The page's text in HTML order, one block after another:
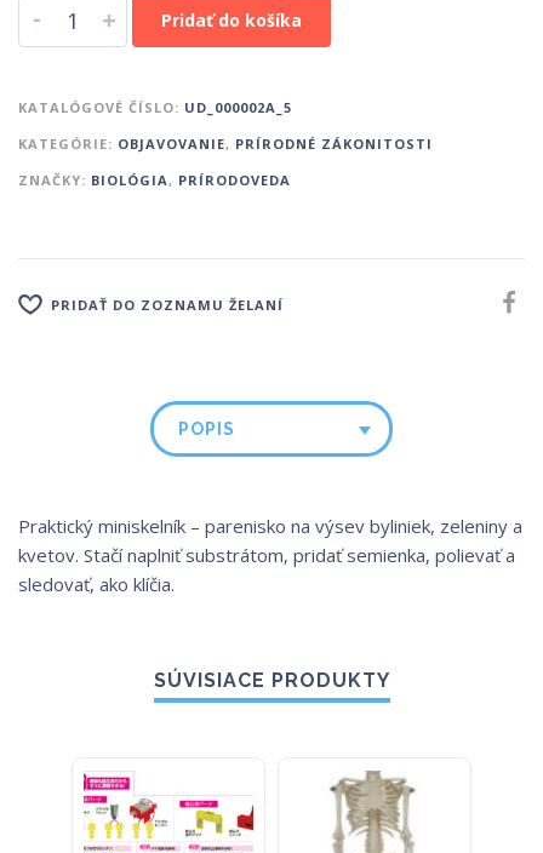
- + Pridať do košíka
KATALÓGOVÉ ČÍSLO: UD_000002A_5
KATEGÓRIE: OBJAVOVANIE, PRÍRODNÉ ZÁKONITOSTI
ZNAČKY: BIOLÓGIA, PRÍRODOVEDA
PRIDAŤ DO ZOZNAMU ŽELANÍ
POPIS
Praktický miniskelník – parenisko na výsev byliniek, zeleniny a
kvetov. Stačí naplniť substrátom, pridať semienka, polievať a
sledovať, ako klíčia.
SÚVISIACE PRODUKTY